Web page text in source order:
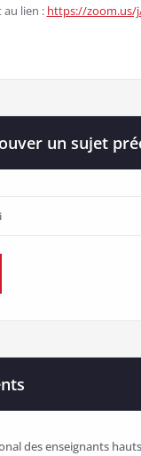
au lien : https://zoom.us/
un sujet
des enseignants